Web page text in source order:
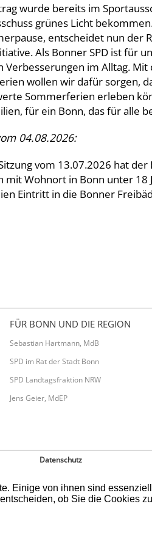
wurde bereits im
grünes Licht
entscheidet nun der
Als Bonner SPD ist für
Verbesserungen im Alltag.
wollen wir dafür sorgen,
Sommerferien erleben
für ein Bonn, das für alle
04.08.2026:
vom 13.07.2026 hat
mit Wohnort in Bonn unter
Eintritt in die Bonner
FÜR BONN UND DIE REGION
Sebastian Hartmann, MdB
SPD im Rat der Stadt Bonn
SPD Landtagsfraktion NRW
Jens Geier, MdEP
Datenschutz
Einige von ihnen sind
ob Sie die Cookies